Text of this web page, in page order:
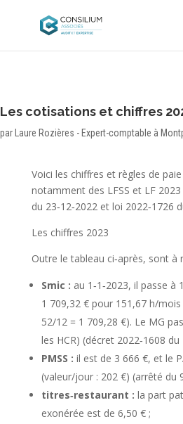
Les cotisations et chiffres
par Laure Rozières - Expert-comptable à
Voici les chiffres et règles de
notamment des LFSS et LF 2023
du 23‑12‑2022 et loi 2022‑1726
Les chiffres 2023
Outre le tableau ci‑après, sont à
Smic : au 1‑1‑2023, il passe à
1 709,32 € pour 151,67 h/
52/12 = 1 709,28 €). Le MG
les HCR) (décret 2022‑1608 du
PMSS : il est de 3 666 €, et le
(valeur/jour : 202 €) (arrêté du
titres‑restaurant : la part
exonérée est de 6,50 € ;